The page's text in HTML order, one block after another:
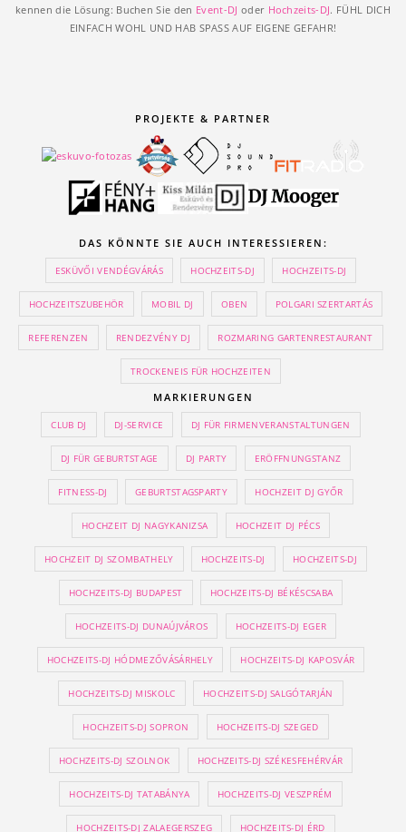
kennen die Lösung: Buchen Sie den Event-DJ oder Hochzeits-DJ. FÜHL DICH
EINFACH WOHL UND HAB SPASS AUF EIGENE GEFAHR!
PROJEKTE & PARTNER
DAS KÖNNTE SIE AUCH INTERESSIEREN:
ESKÜVŐI VENDÉGVÁRÁS HOCHZEITS-DJ HOCHZEITS-DJ
HOCHZEITSZUBEHÖR MOBIL DJ OBEN POLGARI SZERTARTÁS
REFERENZEN RENDEZVÉNY DJ ROZMARING GARTENRESTAURANT
TROCKENEIS FÜR HOCHZEITEN
MARKIERUNGEN
CLUB DJ DJ-SERVICE DJ FÜR FIRMENVERANSTALTUNGEN
DJ FÜR GEBURTSTAGE DJ PARTY ERÖFFNUNGSTANZ
FITNESS-DJ GEBURTSTAGSPARTY HOCHZEIT DJ GYŐR
HOCHZEIT DJ NAGYKANIZSA HOCHZEIT DJ PÉCS
HOCHZEIT DJ SZOMBATHELY HOCHZEITS-DJ HOCHZEITS-DJ
HOCHZEITS-DJ BUDAPEST HOCHZEITS-DJ BÉKÉSCSABA
HOCHZEITS-DJ DUNAÚJVÁROS HOCHZEITS-DJ EGER
HOCHZEITS-DJ HÓDMEZŐVÁSÁRHELY HOCHZEITS-DJ KAPOSVÁR
HOCHZEITS-DJ MISKOLC HOCHZEITS-DJ SALGÓTARJÁN
HOCHZEITS-DJ SOPRON HOCHZEITS-DJ SZEGED
HOCHZEITS-DJ SZOLNOK HOCHZEITS-DJ SZÉKESFEHÉRVÁR
HOCHZEITS-DJ TATABÁNYA HOCHZEITS-DJ VESZPRÉM
HOCHZEITS-DJ ZALAEGERSZEG HOCHZEITS-DJ ÉRD